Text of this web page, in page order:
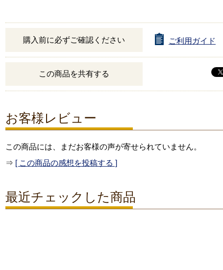
購入前に必ずご確認ください ご利用ガイド
この商品を共有する
お客様レビュー
この商品には、まだお客様の声が寄せられていません。
⇒ [ この商品の感想を投稿する ]
最近チェックした商品